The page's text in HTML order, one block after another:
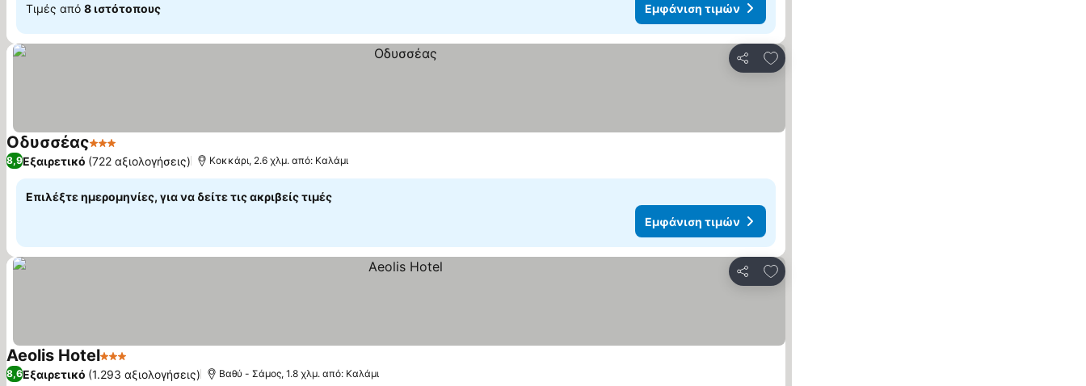
Τιμές από 8 ιστότοπους Εμφάνιση τιμών
Κοινοποίηση
Προσθήκη στα αγαπημένα
Οδυσσέας3 ΑστέριαΕμφάνιση τιμών
8,9Εξαιρετικό (722 αξιολογήσεις) Κοκκάρι, 2.6 χλμ. από: Καλάμι
Επιλέξτε ημερομηνίες, για να δείτε τις ακριβείς τιμές
Εμφάνιση τιμών
Κοινοποίηση
Προσθήκη στα αγαπημένα
Aeolis Hotel3 ΑστέριαΕμφάνιση τιμών
8,6Εξαιρετικό (1.293 αξιολογήσεις) Βαθύ - Σάμος, 1.8 χλμ. από: Καλάμι